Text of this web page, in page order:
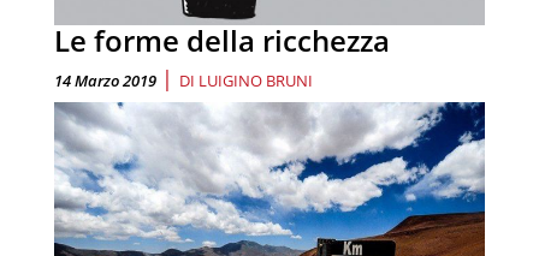
Le forme della ricchezza
14 Marzo 2019 | DI LUIGINO BRUNI